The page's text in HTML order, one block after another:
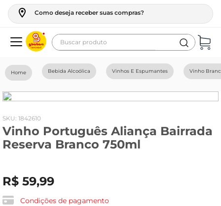
Como deseja receber suas compras?
Buscar produto
Bebida Alcoólica Vinhos E Espumantes Vinho
: 1842610
Vinho Português Aliança Bairrada
Reserva Branco 750ml
R$ 59,99
Condições de pagamento
geladeira
fogao
café
cerveja
leite
vinho